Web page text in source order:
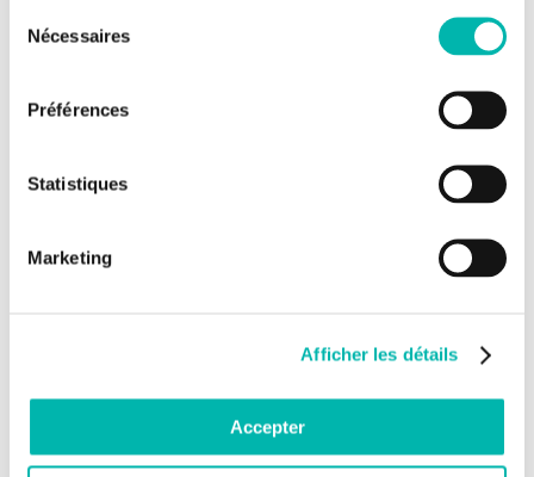
Nécessaires
Préférences
Statistiques
Marketing
Afficher les détails
Accepter